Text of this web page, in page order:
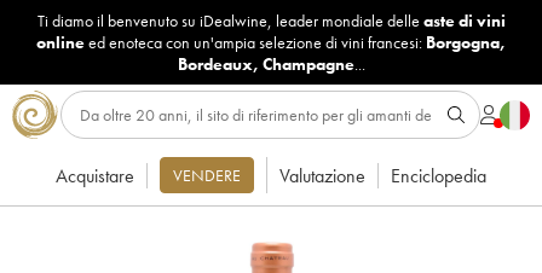
Ti diamo il benvenuto su iDealwine, leader mondiale delle aste di vini
onlineed enoteca con un'ampia selezione di vini francesi: Borgogna,
Bordeaux, Champagne...
Acquistare VENDERE Valutazione Enciclopedia